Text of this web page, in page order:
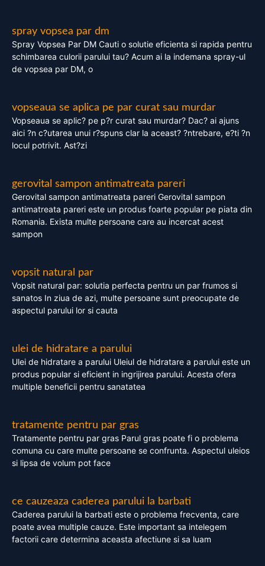
spray vopsea par dm
Spray Vopsea Par DM Cauti o solutie eficienta si rapida pentru
schimbarea culorii parului tau? Acum ai la indemana spray-ul
de vopsea par DM, o
vopseaua se aplica pe par curat sau murdar
Vopseaua se aplic? pe p?r curat sau murdar? Dac? ai ajuns
aici ?n c?utarea unui r?spuns clar la aceast? ?ntrebare, e?ti ?n
locul potrivit. Ast?zi
gerovital sampon antimatreata pareri
Gerovital sampon antimatreata pareri Gerovital sampon
antimatreata pareri este un produs foarte popular pe piata din
Romania. Exista multe persoane care au incercat acest
sampon
vopsit natural par
Vopsit natural par: solutia perfecta pentru un par frumos si
sanatos In ziua de azi, multe persoane sunt preocupate de
aspectul parului lor si cauta
ulei de hidratare a parului
Ulei de hidratare a parului Uleiul de hidratare a parului este un
produs popular si eficient in ingrijirea parului. Acesta ofera
multiple beneficii pentru sanatatea
tratamente pentru par gras
Tratamente pentru par gras Parul gras poate fi o problema
comuna cu care multe persoane se confrunta. Aspectul uleios
si lipsa de volum pot face
ce cauzeaza caderea parului la barbati
Caderea parului la barbati este o problema frecventa, care
poate avea multiple cauze. Este important sa intelegem
factorii care determina aceasta afectiune si sa luam